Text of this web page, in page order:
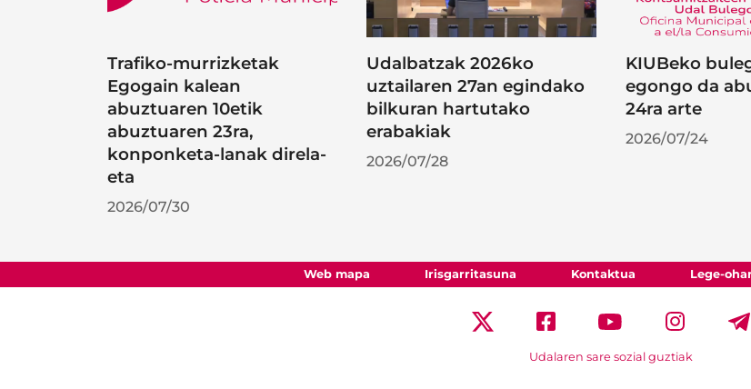
Trafiko-murrizketak
Egogain kalean
abuztuaren 10etik
abuztuaren 23ra,
konponketa-lanak direla-
eta
2026/07/30
Udalbatzak 2026ko
uztailaren 27an egindako
bilkuran hartutako
erabakiak
2026/07/28
KIUBeko
egongo da
24ra arte
2026/07/24
Web mapa Irisgarritasuna Kontaktua Lege-
Udalaren sare sozial guztiak